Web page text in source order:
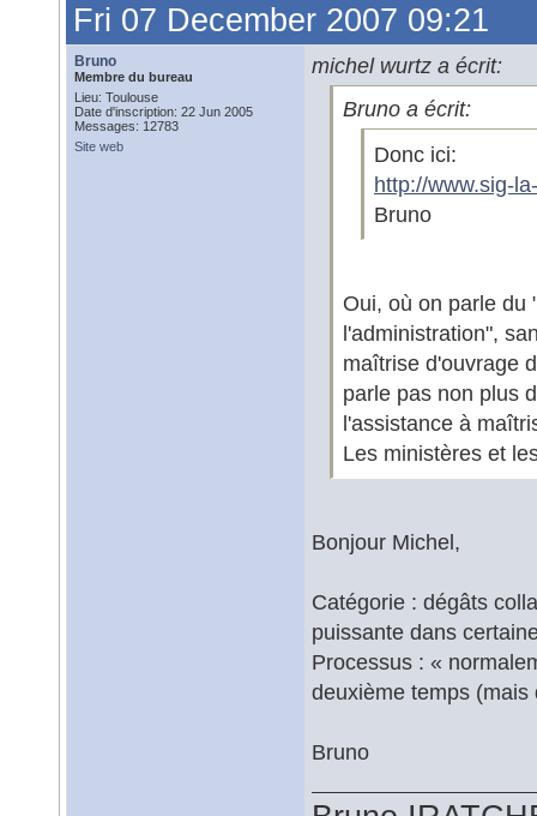
Fri 07 December 2007 09:21
Bruno
Membre du bureau
Lieu: Toulouse
Date d'inscription: 22 Jun 2005
Messages: 12783
Site web
michel wurtz a écrit:
Bruno a écrit:
Donc ici:
http://www.sig-
Bruno
Oui, où on parle du
l'administration",
maîtrise d'ouvrage
parle pas non plus
l'assistance à
Les ministères et
Bonjour Michel,
Catégorie : dégâts
puissante dans
Processus : «
deuxième temps
Bruno